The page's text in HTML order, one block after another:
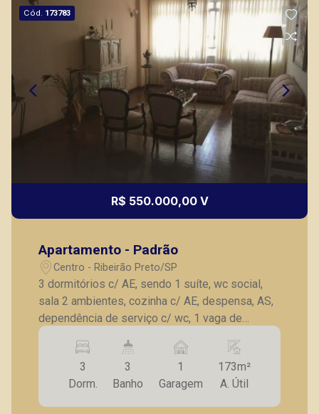
Cód. 173783
R$ 550.000,00 V
Apartamento - Padrão
Centro - Ribeirão Preto/SP
3 dormitórios c/ AE, sendo 1 suíte, wc social,
sala 2 ambientes, cozinha c/ AE, despensa, AS,
dependência de serviço c/ wc, 1 vaga de
garagem.
3
Dorm.
3
Banho
1
Garagem
173m²
A. Útil